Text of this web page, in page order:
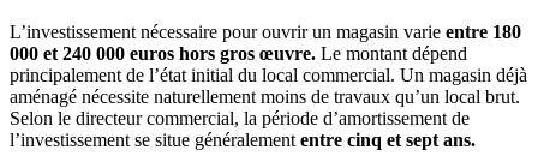
L’investissement nécessaire pour ouvrir un magasin varie entre 180
000 et 240 000 euros hors gros œuvre. Le montant dépend
principalement de l’état initial du local commercial. Un magasin déjà
aménagé nécessite naturellement moins de travaux qu’un local brut.
Selon le directeur commercial, la période d’amortissement de
l’investissement se situe généralement entre cinq et sept ans.